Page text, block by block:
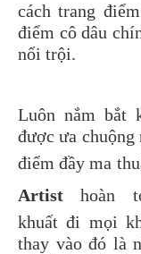
cách trang
điểm cô dâu
nổi trội.
Luôn nắm bắt
được ưa
điểm đầy ma
Artist hoàn
khuất đi mọi
thay vào đó là